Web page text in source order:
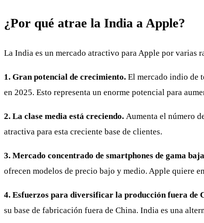
¿Por qué atrae la India a Apple?
La India es un mercado atractivo para Apple por varias
1. Gran potencial de crecimiento. El mercado indio de
en 2025. Esto representa un enorme potencial para
2. La clase media está creciendo. Aumenta el número
atractiva para esta creciente base de clientes.
3. Mercado concentrado de smartphones de gama
ofrecen modelos de precio bajo y medio. Apple quiere
4. Esfuerzos para diversificar la producción fuera de
su base de fabricación fuera de China. India es una